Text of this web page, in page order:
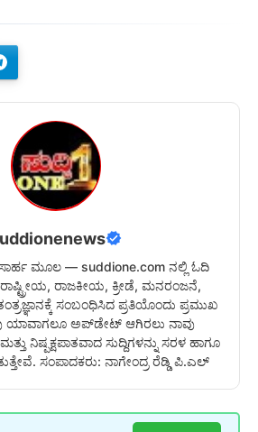
ಮೂಲ — suddione.com ನಲ್ಲಿ ಓದಿ
ರಾಜಕೀಯ, ಕ್ರೀಡೆ, ಮನರಂಜನೆ,
ಸಂಬಂಧಿಸಿದ ಪ್ರತಿಯೊಂದು ಪ್ರಮುಖ
ಯಾವಾಗಲೂ ಅಪ್‌ಡೇಟ್ ಆಗಿರಲು ನಾವು
ನಿಷ್ಪಕ್ಷಪಾತವಾದ ಸುದ್ದಿಗಳನ್ನು ಸರಳ ಹಾಗೂ
ಸಂಪಾದಕರು: ನಾಗೇಂದ್ರ ರೆಡ್ಡಿ ಪಿ.ಎಲ್